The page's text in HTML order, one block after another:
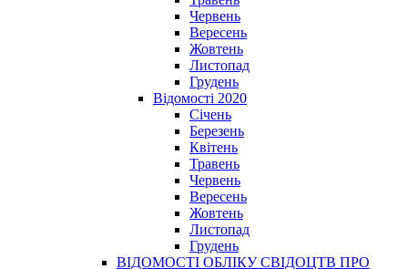
Червень
Вересень
Жовтень
Листопад
Грудень
Відомості 2020
Січень
Березень
Квітень
Травень
Червень
Вересень
Жовтень
Листопад
Грудень
ВІДОМОСТІ ОБЛІКУ СВІДОЦТВ ПРО